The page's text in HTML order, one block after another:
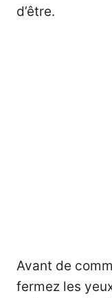
d’être.
Avant de
fermez les